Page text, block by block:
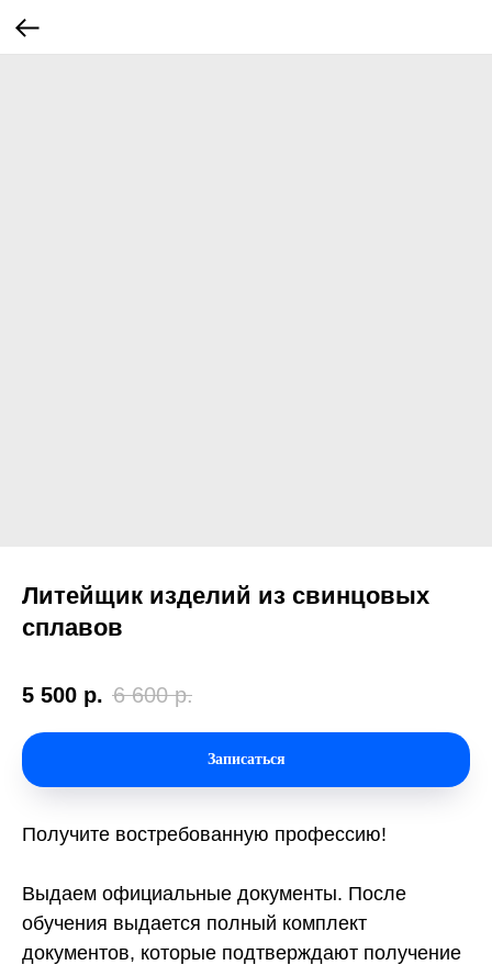
Литейщик изделий из свинцовых
сплавов
5 500 р. 6 600 р.
Записаться
Получите востребованную профессию!
Выдаем официальные документы. После
обучения выдается полный комплект
документов, которые подтверждают получение